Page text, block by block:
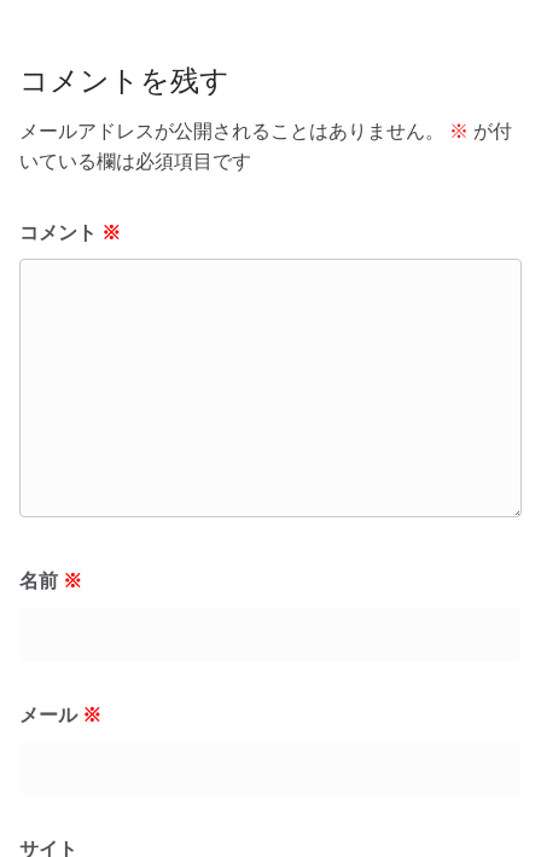
k
コメントを残す
メールアドレスが公開されることはありません。 ※ が付
いている欄は必須項目です
コメント ※
名前 ※
メール ※
サイト